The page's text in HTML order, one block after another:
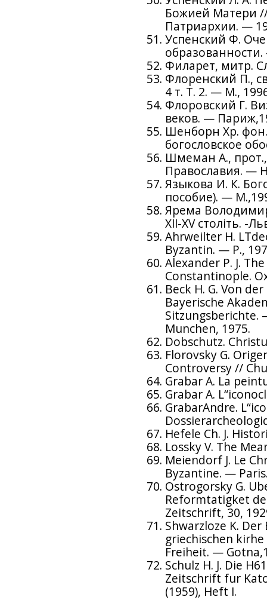
Божией Матери
Патриархии. —
Успенский Ф.
Филарет, митр.
Флоренский П.,
4 т. Т. 2. — М.,
Флоровский Г.
веков. —
Шенборн Хр.
богословское
Шмеман А.,
Православия. —
Языкова И. К.
пособие). —
Ярема
XII-XV століть. -
Ahrweilter H.
Byzantin. — P.,
Alexander P. J.
Constantinople.
Beck H. G. Von
Bayerische
Sitzungsberichte.
Munchen, 1975.
Dobschutz.
Florovsky G.
Controversy //
Grabar A. La
Grabar A.
GrabarAndre.
Hefele Ch. J.
Lossky V. The
Meiendorf J. Le
Byzantine. —
Ostrogorsky G.
Reformtatigket
Zeitschrift, 30,
Shwarzloze K.
griechischen
Freiheit. —
Schulz H. J. Die
Zeitschrift fur
(1959), Heft I.